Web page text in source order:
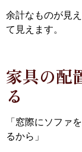
余計なものが見
て見えます。
家具の配
る
「窓際にソファ
るから」